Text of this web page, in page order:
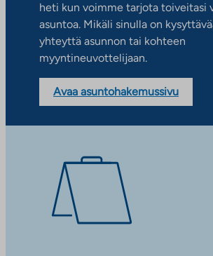
heti kun voimme tarjota toiveitasi
asuntoa. Mikäli sinulla on
yhteyttä asunnon tai kohteen
myyntineuvottelijaan.
Avaa asuntohakemussivu